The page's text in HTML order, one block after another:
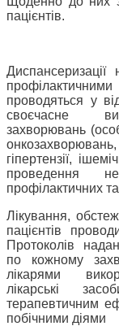
пацієнтів.
проводяться у
своєчасне
захворювань
гіпертензії,
проведення
профілактичних
Лікування,
пацієнтів
Протоколів
по кожному
лікарями
лікарські
терапевтичним
побічними діями